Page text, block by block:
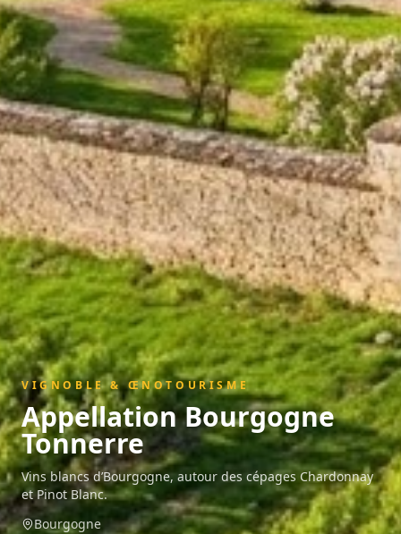
VIGNOBLE & ŒNOTOURISME
AppellationBourgogne
Tonnerre
Vins blancs d’Bourgogne, autour des cépages Chardonnay
et Pinot Blanc.
Bourgogne